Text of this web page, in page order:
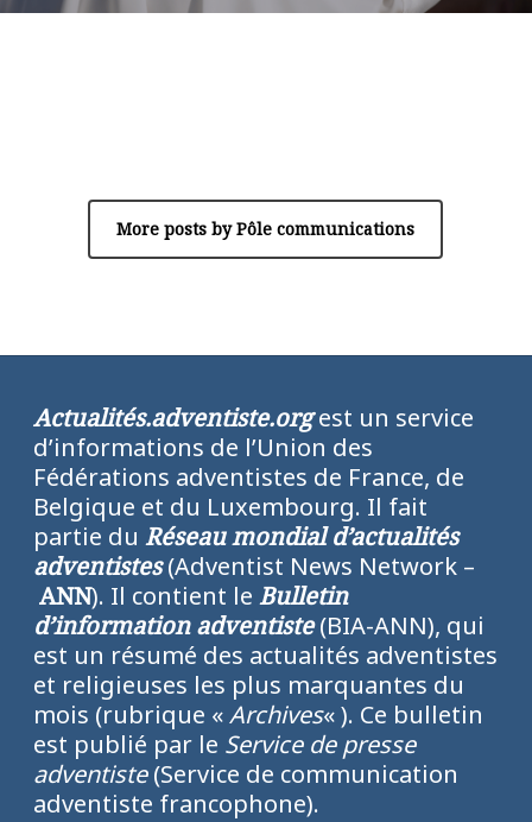
More posts by Pôle communications
Actualités.adventiste.orgest un service
d’informations de l’Union des
Fédérations adventistes de France, de
Belgique et du Luxembourg. Il fait
partie du Réseau mondial d’actualités
adventistes(Adventist News Network –
ANN). Il contient le Bulletin
d’information adventiste(BIA-ANN), qui
est un résumé des actualités adventistes
et religieuses les plus marquantes du
mois (rubrique «Archives« ). Ce bulletin
est publié par le Service de presse
adventiste(Service de communication
adventiste francophone).